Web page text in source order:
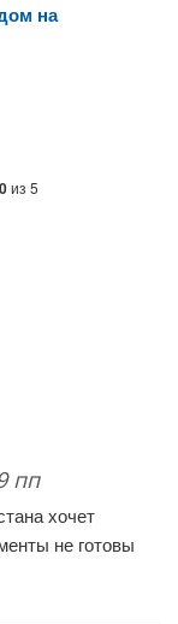
на
из 5
пп
хочет
не готовы